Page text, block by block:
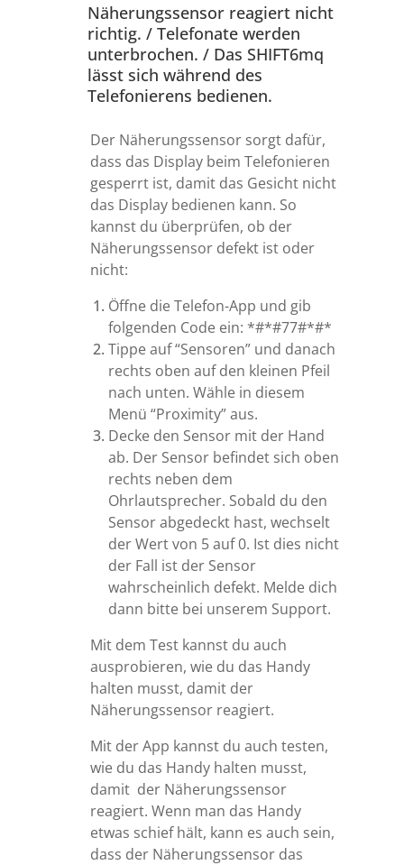
Näherungssensor reagiert nicht
richtig. / Telefonate werden
unterbrochen. / Das SHIFT6mq
lässt sich während des
Telefonierens bedienen.
Der Näherungssensor sorgt dafür,
dass das Display beim Telefonieren
gesperrt ist, damit das Gesicht nicht
das Display bedienen kann. So
kannst du überprüfen, ob der
Näherungssensor defekt ist oder
nicht:
Öffne die Telefon-App und gib
folgenden Code ein: *#*#77#*#*
Tippe auf “Sensoren” und danach
rechts oben auf den kleinen Pfeil
nach unten. Wähle in diesem
Menü “Proximity” aus.
Decke den Sensor mit der Hand
ab. Der Sensor befindet sich oben
rechts neben dem
Ohrlautsprecher. Sobald du den
Sensor abgedeckt hast, wechselt
der Wert von 5 auf 0. Ist dies nicht
der Fall ist der Sensor
wahrscheinlich defekt. Melde dich
dann bitte bei unserem Support.
Mit dem Test kannst du auch
ausprobieren, wie du das Handy
halten musst, damit der
Näherungssensor reagiert.
Mit der App kannst du auch testen,
wie du das Handy halten musst,
damit der Näherungssensor
reagiert. Wenn man das Handy
etwas schief hält, kann es auch sein,
dass der Näherungssensor das